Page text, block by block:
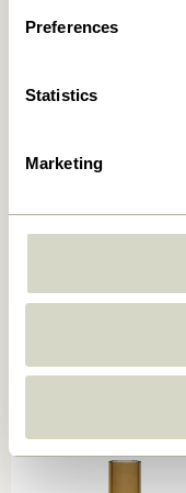
Preferences
Statistics
Marketing
Hellgrau (2er Set)
In den warenkorb